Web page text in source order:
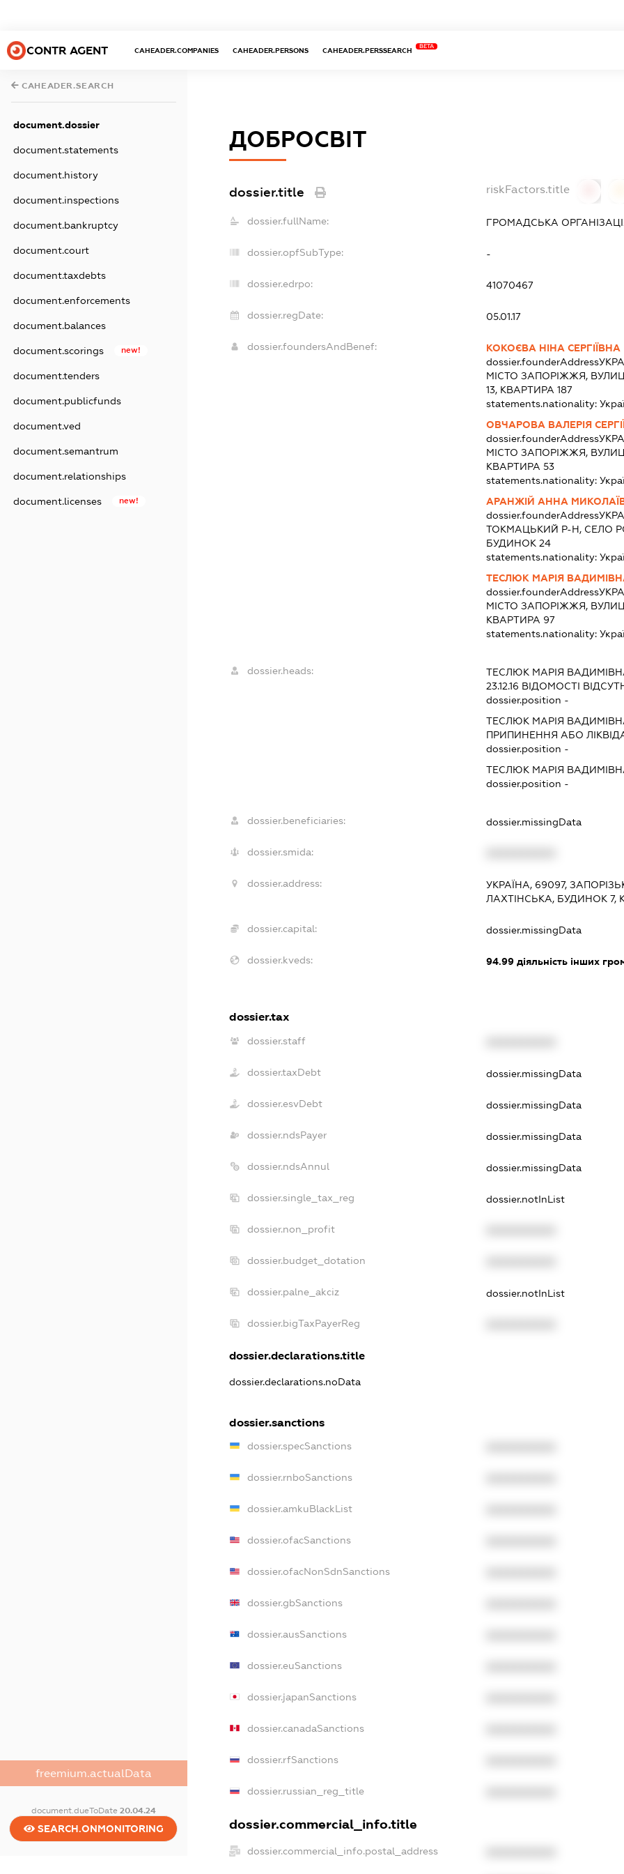
CONTR AGENT CAHEADER.COMPANIES CAHEADER.PERSONS CAHEADER.PERSSEARCH
BETA
CAHEADER.SEARCH
document.dossier
document.statements
document.history
document.inspections
document.bankruptcy
document.court
document.taxdebts
document.enforcements
document.balances
document.scorings new!
document.tenders
document.publicfunds
document.ved
document.semantrum
document.relationships
document.licenses new!
freemium.actualData
document.dueToDate 20.04.24
SEARCH.ONMONITORING
ДОБРОСВІТ
dossier.title riskFactors.title
dossier.fullName: ГРОМАДСЬКА
dossier.opfSubType: -
dossier.edrpo: 41070467
dossier.regDate: 05.01.17
dossier.foundersAndBenef:
КОКОЄВА НІНА СЕРГІЇВНА
dossier.founderAddress
МІСТО ЗАПОРІЖЖЯ,
13, КВАРТИРА 187
statements.nationality:
ОВЧАРОВА ВАЛЕРІЯ
dossier.founderAddress
МІСТО ЗАПОРІЖЖЯ,
КВАРТИРА 53
statements.nationality:
АРАНЖІЙ АННА
dossier.founderAddress
ТОКМАЦЬКИЙ Р-Н, СЕЛО
БУДИНОК 24
statements.nationality:
ТЕСЛЮК МАРІЯ
dossier.founderAddress
МІСТО ЗАПОРІЖЖЯ,
КВАРТИРА 97
statements.nationality:
dossier.heads: ТЕСЛЮК МАРІЯ
23.12.16 ВІДОМОСТІ
dossier.position -
ТЕСЛЮК МАРІЯ
ПРИПИНЕННЯ АБО
dossier.position -
ТЕСЛЮК МАРІЯ
dossier.position -
dossier.beneficiaries: dossier.missingData
dossier.smida:
dossier.address:
УКРАЇНА, 69097,
ЛАХТІНСЬКА, БУДИНОК 7,
dossier.capital: dossier.missingData
dossier.kveds: 94.99 діяльність інших
dossier.tax
dossier.staff
dossier.taxDebt dossier.missingData
dossier.esvDebt dossier.missingData
dossier.ndsPayer dossier.missingData
dossier.ndsAnnul dossier.missingData
dossier.single_tax_reg dossier.notInList
dossier.non_profit
dossier.budget_dotation
dossier.palne_akciz dossier.notInList
dossier.bigTaxPayerReg
dossier.declarations.title
dossier.declarations.noData
dossier.sanctions
dossier.specSanctions
dossier.rnboSanctions
dossier.amkuBlackList
dossier.ofacSanctions
dossier.ofacNonSdnSanctions
dossier.gbSanctions
dossier.ausSanctions
dossier.euSanctions
dossier.japanSanctions
dossier.canadaSanctions
dossier.rfSanctions
dossier.russian_reg_title
dossier.commercial_info.title
dossier.commercial_info.postal_address